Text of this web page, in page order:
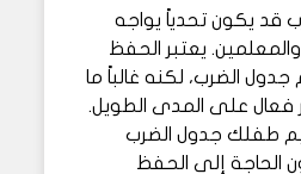
قد يكون تحدياً يواجه
والمعلمين. يعتبر الحفظ
جدول الضرب، لكنه غالباً ما
على المدى الطويل.
طفلك جدول الضرب
الحاجة إلى الحفظ